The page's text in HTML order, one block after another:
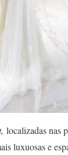
localizadas nas
luxuosas e